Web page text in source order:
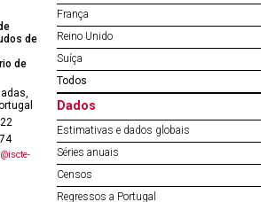
de
de
França
Reino Unido
Suíça
Todos
Dados
Estimativas e dados globais
Séries anuais
Censos
Regressos a Portugal